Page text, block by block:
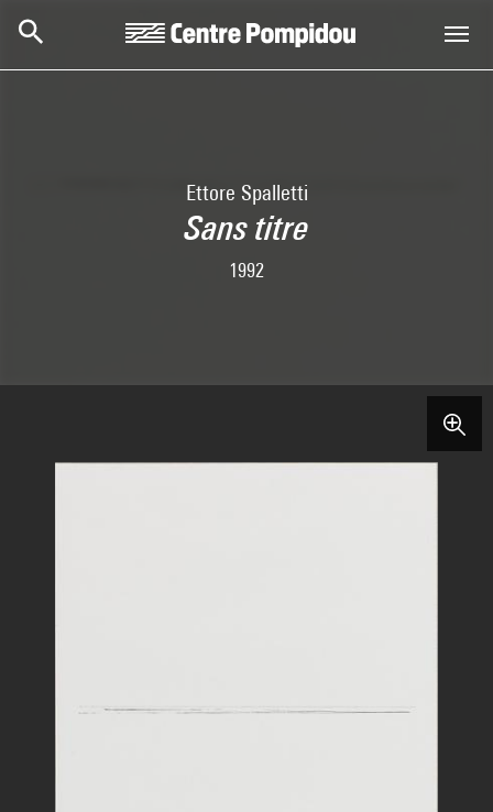
Ettore Spalletti
Sans titre
1992